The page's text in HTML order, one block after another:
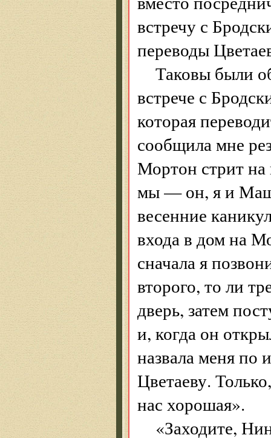
встречу с
переводы
Таковы были
встрече с
которая
сообщила мне
Мортон стрит на
мы — он, я и
весенние
входа в дом на
сначала я
второго, то ли
дверь, затем
и, когда он
назвала меня по
Цветаеву.
нас хорошая».
«Заходите,